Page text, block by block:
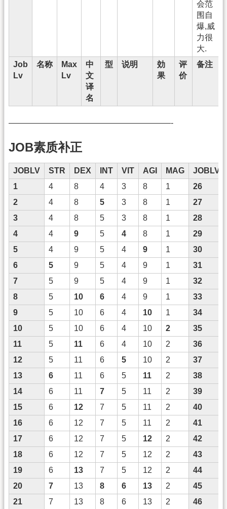
会范
围自
爆,威
力很
大.
Job
Lv
名称
Max
Lv
中
文
译
名
型 说明
効
果
评
价
备注
————————————————————-
JOB素质补正
JOBLV STR DEX INT VIT AGI MAG
JOBLV
1
4 8 4 3 8 1
26
2
4 8 5 3 8 1
27
3
4 8 5 3 8 1
28
4
4 9 5 4 8 1
29
5
4 9 5 4 9 1
30
6
5 9 5 4 9 1
31
7
5 9 5 4 9 1
32
8
5 10 6 4 9 1
33
9
5 10 6 4 10 1
34
10
5 10 6 4 10 2
35
11
5 11 6 4 10 2
36
12
5 11 6 5 10 2
37
13
6 11 6 5 11 2
38
14
6 11 7 5 11 2
39
15
6 12 7 5 11 2
40
16
6 12 7 5 11 2
41
17
6 12 7 5 12 2
42
18
6 12 7 5 12 2
43
19
6 13 7 5 12 2
44
20
7 13 8 6 13 2
45
21
7 13 8 6 13 2
46